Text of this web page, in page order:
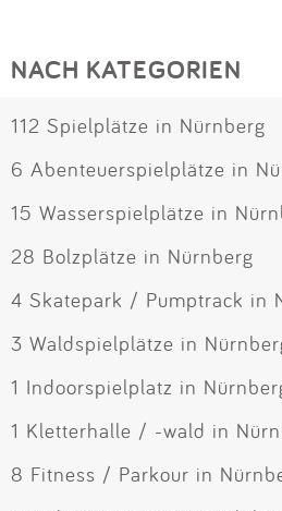
NACH KATEGORIEN
112 Spielplätze in Nürnberg
6 Abenteuerspielplätze in
15 Wasserspielplätze in
28 Bolzplätze in Nürnberg
4 Skatepark / Pumptrack in
3 Waldspielplätze in
1 Indoorspielplatz in
1 Kletterhalle / -wald in
8 Fitness / Parkour in